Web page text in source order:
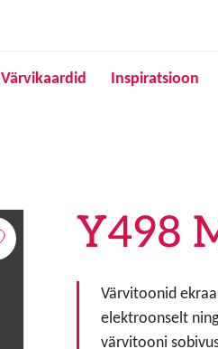
Värvikaardid Inspiratsioon
Y498
Värvitoonid
elektroonselt
värvitooni